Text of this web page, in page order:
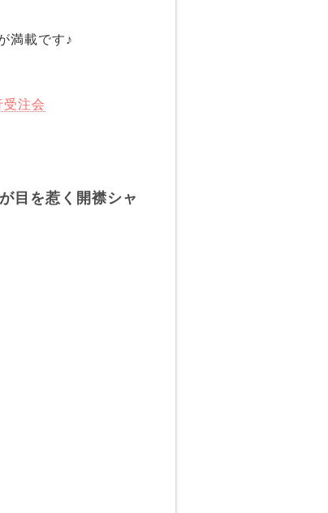
満載です♪
注会
目を惹く開襟シャ